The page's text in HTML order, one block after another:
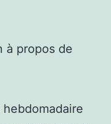
à propos de